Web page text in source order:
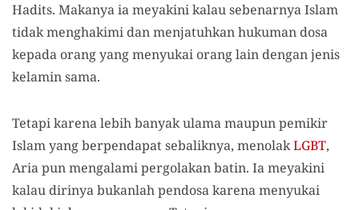
Hadits. Makanya ia meyakini kalau sebenarnya Islam
tidak menghakimi dan menjatuhkan hukuman dosa
kepada orang yang menyukai orang lain dengan jenis
kelamin sama.
Tetapi karena lebih banyak ulama maupun pemikir
Islam yang berpendapat sebaliknya, menolakLGBT,
Aria pun mengalami pergolakan batin. Ia meyakini
kalau dirinya bukanlah pendosa karena menyukai